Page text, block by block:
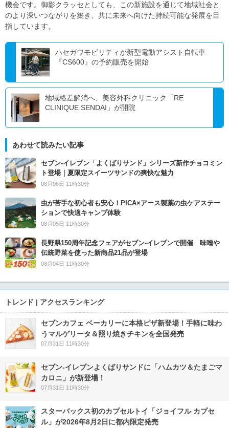
機会です。御影クラッセとしても、この新施設を通じて地域社会と
のより深いつながりを築き、共に未来へ向けた持続可能な発展を目
指しています。
ハセガワモビリティが新型電動アシスト自転車
『CS600』の予約販売を開始
地域格差解消へ、美容外科クリニック「RE
CLINIQUE SENDAI」が開院
あわせて読みたい記事
セブン‐イレブン「よくばりサンド」シリーズ新作チョコミン
ト登場｜夏限定スイーツサンドの爽快な魅力
08月06日 11時30分
虫が苦手な初心者も安心！PICA×アース製薬の虫ケアステー
ションで快適キャンプ体験
08月05日 11時30分
長野県150周年記念フェアがセブン-イレブンで開催 味噌や
伝統野菜を使った新商品21品が登場
08月04日 11時30分
トレンド | アクセスランキング
セブンカフェ ベーカリーに本格ピザ新登場！手軽に味わ
うマルゲリータ＆照り焼きチキンを全国発売
07月31日 11時30分
セブン‐イレブンよくばりサンドに「ハムカツ＆たまごマ
カロニ」が新登場！
07月31日 11時30分
スターバックス初のカプセルトイ「ジョイフル カプセ
ル」が2026年8月2日に都内限定発売